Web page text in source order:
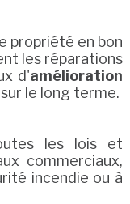
propriété en bon
les réparations
d'amélioration
le long terme.
les lois et
commerciaux,
incendie ou à